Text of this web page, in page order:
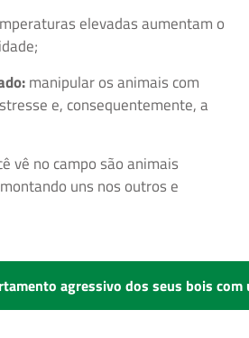
elevadas aumentam o
manipular os animais com
e, consequentemente, a
vê no campo são animais
uns nos outros e
agressivo dos seus bois